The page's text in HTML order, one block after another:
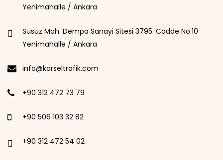
Yenimahalle / Ankara
Susuz Mah. Dempa Sanayi Sitesi 3795. Cadde No:10
Yenimahalle / Ankara
info@karseltrafik.com
+90 312 472 73 79
+90 506 103 32 82
+90 312 472 54 02